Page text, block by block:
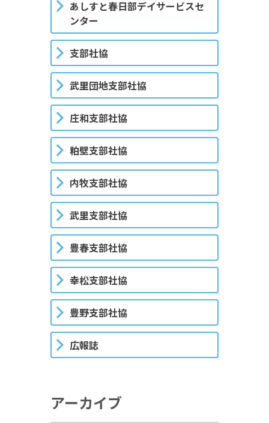
あしすと春日部デイサービスセ
ンター
支部社協
武里団地支部社協
庄和支部社協
粕壁支部社協
内牧支部社協
武里支部社協
豊春支部社協
幸松支部社協
豊野支部社協
広報誌
アーカイブ